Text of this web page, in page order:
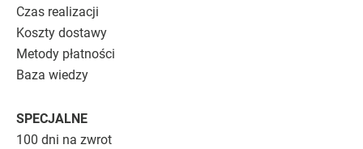
Czas realizacji
Koszty dostawy
Metody płatności
Baza wiedzy
SPECJALNE
100 dni na zwrot